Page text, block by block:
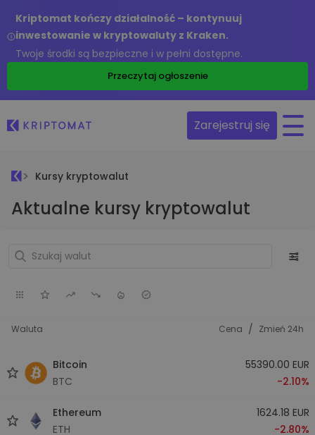
Kriptomat kończy działalność – kontynuuj
inwestowanie w kryptowaluty z Kraken.
Twoje środki są bezpieczne i w pełni dostępne.
Przeczytaj ogłoszenie
Zarejestruj się
Kursy kryptowalut
Aktualne kursy kryptowalut
Waluta Cena / Zmień 24h
Bitcoin
BTC
55390.00 EUR
-2.10%
Ethereum
ETH
1624.18 EUR
-2.80%